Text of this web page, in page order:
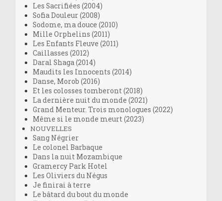
Les Sacrifiées (2004)
Sofia Douleur (2008)
Sodome, ma douce (2010)
Mille Orphelins (2011)
Les Enfants Fleuve (2011)
Caillasses (2012)
Daral Shaga (2014)
Maudits les Innocents (2014)
Danse, Morob (2016)
Et les colosses tomberont (2018)
La dernière nuit du monde (2021)
Grand Menteur. Trois monologues (2022)
Même si le monde meurt (2023)
NOUVELLES
Sang Négrier
Le colonel Barbaque
Dans la nuit Mozambique
Gramercy Park Hotel
Les Oliviers du Négus
Je finirai à terre
Le bâtard du bout du monde